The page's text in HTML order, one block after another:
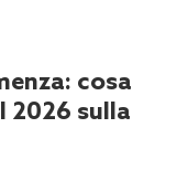
cosa
2026 sulla